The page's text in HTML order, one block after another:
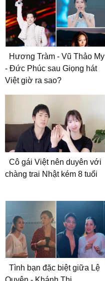
Hương Tràm - Vũ Thảo My
- Đức Phúc sau Giọng hát
Việt giờ ra sao?
Cô gái Việt nên duyên với
chàng trai Nhật kém 8 tuổi
Tình bạn đặc biệt giữa Lệ